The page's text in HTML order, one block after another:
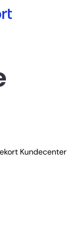
Kundecenter